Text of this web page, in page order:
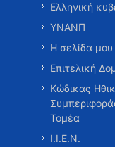
Ελληνική
ΥΝΑΝΠ
Η σελίδα
Επιτελική
Κώδικας
Τομέα
Ι.Ι.Ε.Ν.